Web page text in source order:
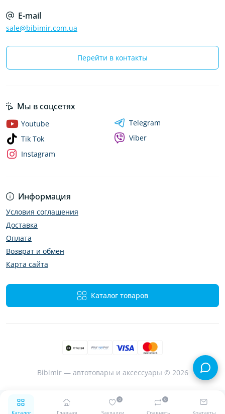
Каталог Главная Закладки
0
Сравнить
0
Контакты
E-mail
sale@bibimir.com.ua
Перейти в контакты
Информация
Условия соглашения
Доставка
Оплата
Возврат и обмен
Карта сайта
Каталог товаров
Мы в соцсетях
Youtube
Tik Tok
Instagram
Telegram
Viber
Bibimir — автотовары и аксессуары © 2026